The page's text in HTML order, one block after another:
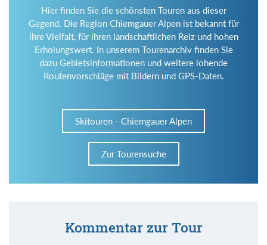
Hier finden Sie die schönsten Touren aus dieser
Gegend. Die Region Chiemgauer Alpen ist bekannt für
ihre Vielfalt, für ihren landschaftlichen Reiz und hohen
Erholungswert. In unserem Tourenarchiv finden Sie
dazu Gebietsinformationen und weitere lohende
Routenvorschläge mit Bildern und GPS-Daten.
Skitouren - Chiemgauer Alpen
Zur Tourensuche
Kommentar zur Tour